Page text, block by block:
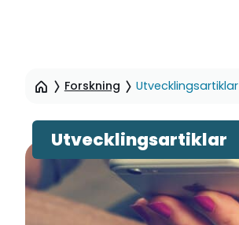
sidinnehåll
Forskning Utvecklingsartiklar
Utvecklingsartiklar